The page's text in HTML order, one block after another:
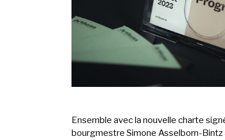
Ensemble avec la nouvelle charte
bourgmestre Simone Asselborn-Bintz